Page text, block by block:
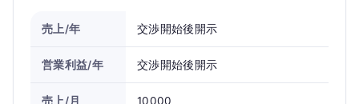
売上/年 交渉開始後開示
営業利益/年 交渉開始後開示
売上/月 10000